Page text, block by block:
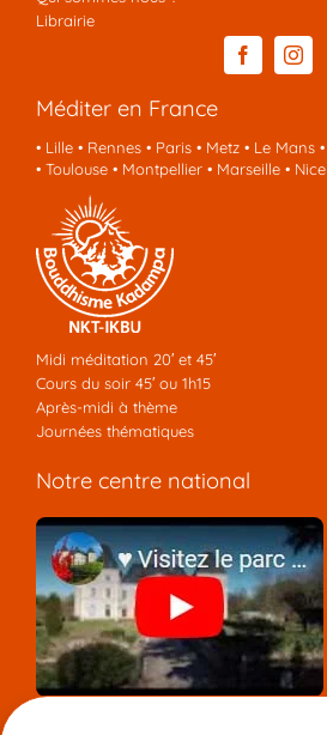
Librairie
Méditer en France
• Lille• Rennes• Paris• Metz• Le Mans•
• Toulouse• Montpellier• Marseille• Nice
Midi méditation 20′ et 45′
Cours du soir 45′ ou 1h15
Après-midi à thème
Journées thématiques
Notre centre national